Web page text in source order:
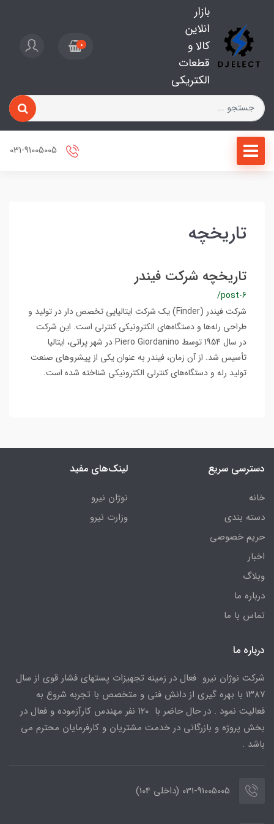
بازار
انلاین
کالا و
قطعات
الکتریکی
0
تاریخچه
تاریخچه شرکت فیندر
/post-6
شرکت فیندر (Finder) یک شرکت ایتالیایی تخصص دار در تولید و
طراحی رله‌ها و دستگاه‌های الکترونیکی کنترلی است. این شرکت
در سال 1954 توسط Piero Giordanino در شهر پراتی، ایتالیا
تأسیس شد. از آن زمان، فیندر به عنوان یکی از پیشروهای صنعت
تولید رله و دستگاه‌های کنترلی الکترونیکی شناخته شده است.
دسترسی سریع
خانه
دسته بندی
حریم خصوصی
اخبار
وبلاگ
درباره ما
تماس با ما
لینک‌های مفید
نوژان نیرو
وزارت نیرو
درباره ما
شرکت نوژان نیرو فعال در زمینه تجهیزات پستهای فشار قوی از سال
۱۳۸۷ با بهره گیری از دانش فنی و متخصص با تجربه شروع به
فعالیت نمود . در حال حاضر با ۱۲۰ نفر مهندس کارآزموده و فعال در
بخش پروژه و بازرگانی در خدمت مشتریان و کارفرمایان محترم می
باشد .
031-91005005 (داخلی 104)